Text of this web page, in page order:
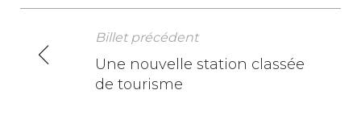
N
Billet précédent
Une nouvelle station classée
de tourisme